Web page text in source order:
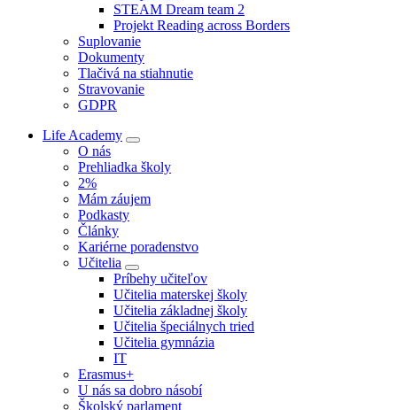
STEAM Dream team 2
Projekt Reading across Borders
Suplovanie
Dokumenty
Tlačivá na stiahnutie
Stravovanie
GDPR
Life Academy
O nás
Prehliadka školy
2%
Mám záujem
Podkasty
Články
Kariérne poradenstvo
Učitelia
Príbehy učiteľov
Učitelia materskej školy
Učitelia základnej školy
Učitelia špeciálnych tried
Učitelia gymnázia
IT
Erasmus+
U nás sa dobro násobí
Školský parlament